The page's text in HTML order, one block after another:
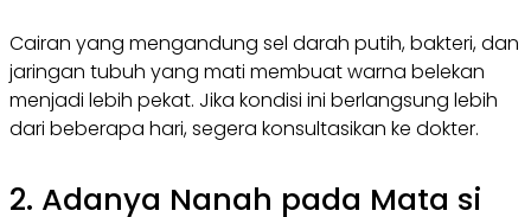
Cairan yang mengandung sel darah putih, bakteri, dan
jaringan tubuh yang mati membuat warna belekan
menjadi lebih pekat. Jika kondisi ini berlangsung lebih
dari beberapa hari, segera konsultasikan ke dokter.
2. Adanya Nanah pada Mata si